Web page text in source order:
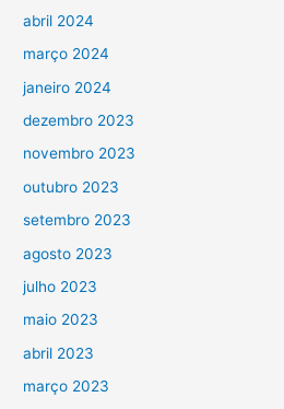
abril 2024
março 2024
janeiro 2024
dezembro 2023
novembro 2023
outubro 2023
setembro 2023
agosto 2023
julho 2023
maio 2023
abril 2023
março 2023